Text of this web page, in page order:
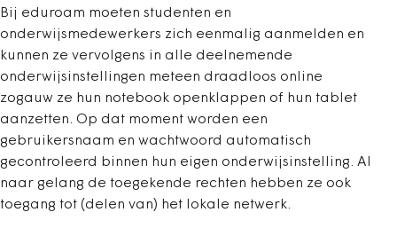
Bij eduroam moeten studenten en
onderwijsmedewerkers zich eenmalig aanmelden en
kunnen ze vervolgens in alle deelnemende
onderwijsinstellingen meteen draadloos online
zogauw ze hun notebook openklappen of hun tablet
aanzetten. Op dat moment worden een
gebruikersnaam en wachtwoord automatisch
gecontroleerd binnen hun eigen onderwijsinstelling. Al
naar gelang de toegekende rechten hebben ze ook
toegang tot (delen van) het lokale netwerk.